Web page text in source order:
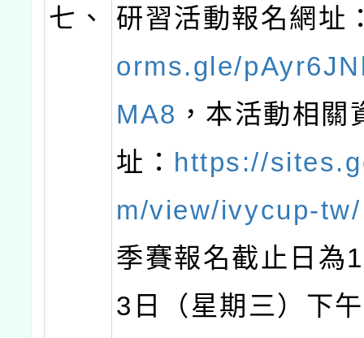
七、
研習活動報名網址
orms.gle/
MA8 ，本活動相關
址： https://
m/view/ivycup-tw/
季賽報名截止日為
3日（星期三）下